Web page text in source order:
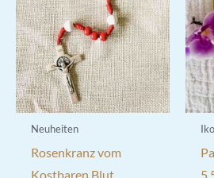
Neuheiten
Rosenkranz vom
Kostbaren Blut